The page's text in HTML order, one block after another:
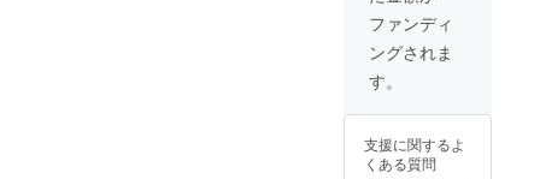
ファンディ
ングされま
す。
支援に関するよ
くある質問